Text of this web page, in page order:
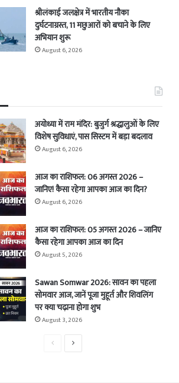
श्रीलंकाई जलक्षेत्र में भारतीय नौका
दुर्घटनाग्रस्त, 11 मछुआरों को बचाने के लिए
अभियान शुरू
August 6, 2026
अयोध्या में राम मंदिर: बुजुर्ग श्रद्धालुओं के लिए
विशेष सुविधाएं, पास सिस्टम में बड़ा बदलाव
August 6, 2026
आज का राशिफल: 06 अगस्त 2026 –
जानिए! कैसा रहेगा आपका आज का दिन?
August 6, 2026
आज का राशिफल: 05 अगस्त 2026 – जानिए
कैसा रहेगा आपका आज का दिन
August 5, 2026
Sawan Somwar 2026: सावन का पहला
सोमवार आज, जानें पूजा मुहूर्त और शिवलिंग
पर क्या चढ़ाना होगा शुभ
August 3, 2026
PreviousNext